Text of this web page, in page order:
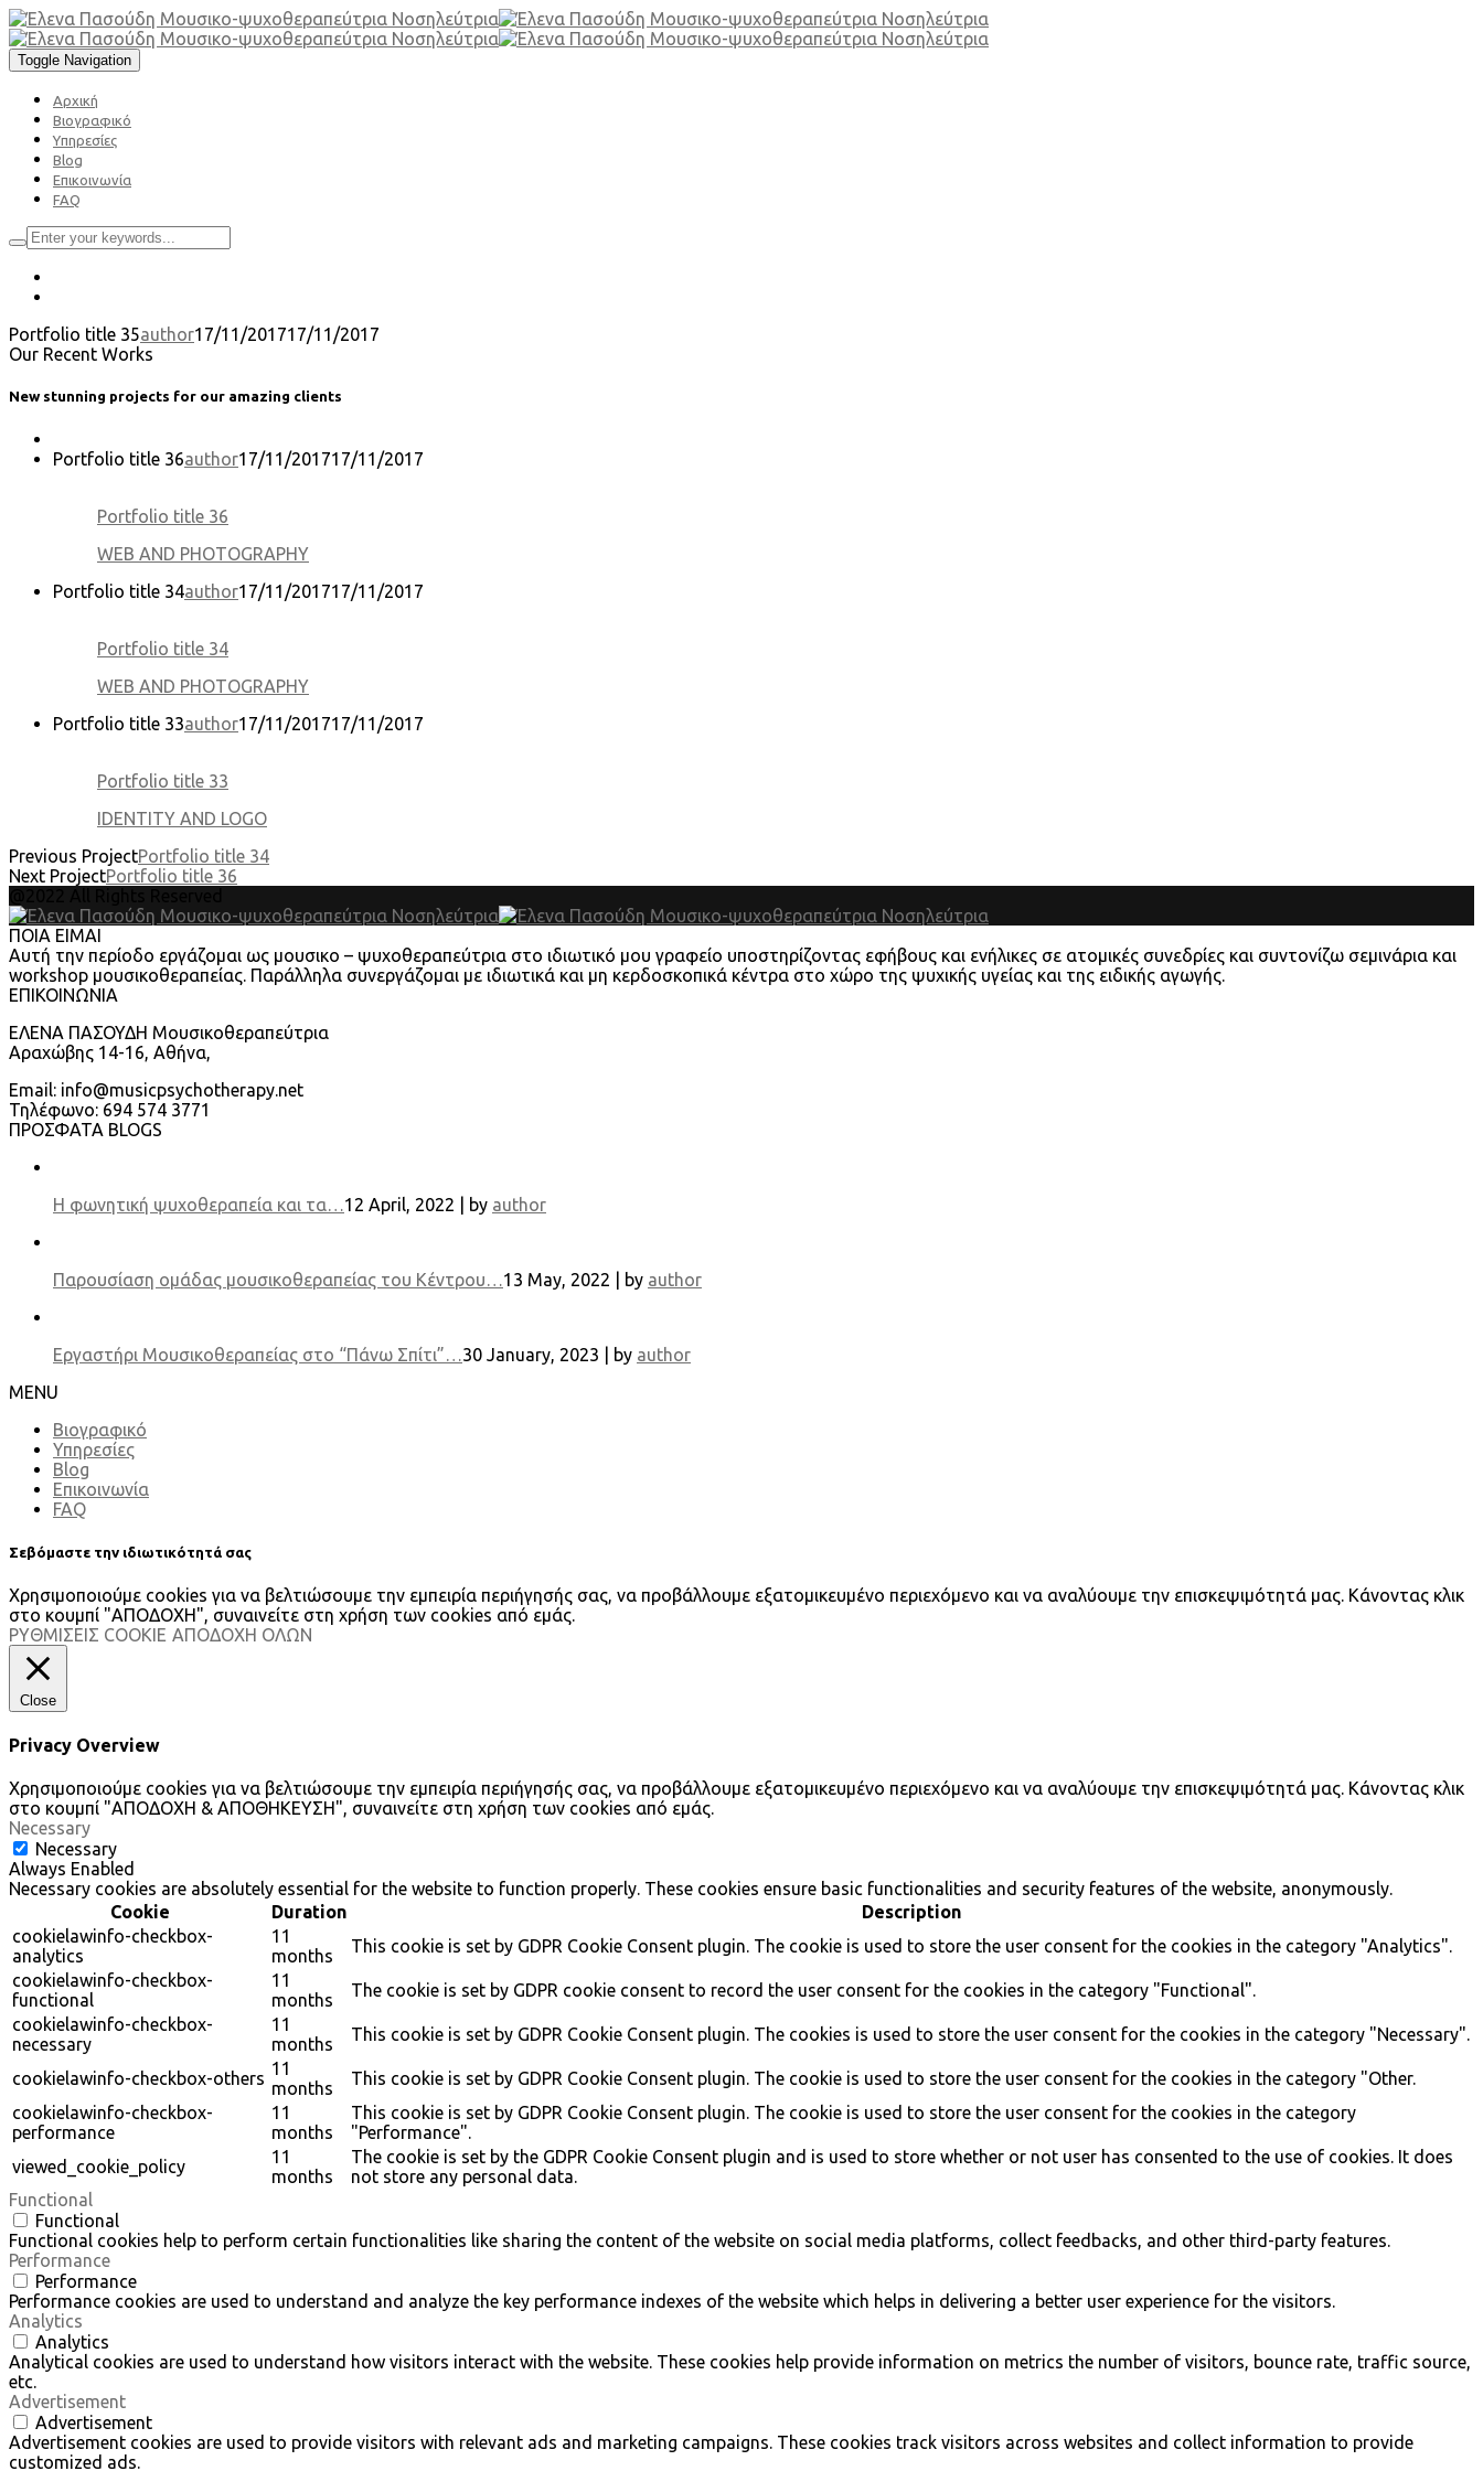
Toggle Navigation
Αρχική
Βιογραφικό
Υπηρεσίες
Blog
Επικοινωνία
FAQ
Portfolio title 35author17/11/201717/11/2017
Our Recent Works
New stunning projects for our amazing clients
Portfolio title 36author17/11/201717/11/2017
Portfolio title 36
WEB AND PHOTOGRAPHY
Portfolio title 34author17/11/201717/11/2017
Portfolio title 34
WEB AND PHOTOGRAPHY
Portfolio title 33author17/11/201717/11/2017
Portfolio title 33
IDENTITY AND LOGO
Previous ProjectPortfolio title 34
Next ProjectPortfolio title 36
ΠΟΙΑ ΕΙΜΑΙ
Αυτή την περίοδο εργάζομαι ως μουσικο – ψυχοθεραπεύτρια στο ιδιωτικό μου γραφείο υποστηρίζοντας εφήβους και ενήλικες σε ατομικές συνεδρίες και συντονίζω σεμινάρια και
workshop μουσικοθεραπείας. Παράλληλα συνεργάζομαι με ιδιωτικά και μη κερδοσκοπικά κέντρα στο χώρο της ψυχικής υγείας και της ειδικής αγωγής.
ΕΠΙΚΟΙΝΩΝΙΑ
ΕΛΕΝΑ ΠΑΣΟΥΔΗ Μουσικοθεραπεύτρια
Αραχώβης 14-16, Αθήνα,
Email: info@musicpsychotherapy.net
Τηλέφωνο: 694 574 3771
ΠΡΟΣΦΑΤΑ BLOGS
Η φωνητική ψυχοθεραπεία και τα…12 April, 2022 | by author
Παρουσίαση ομάδας μουσικοθεραπείας του Κέντρου…13 May, 2022 | by author
Εργαστήρι Μουσικοθεραπείας στο “Πάνω Σπίτι”…30 January, 2023 | by author
MENU
Βιογραφικό
Υπηρεσίες
Blog
Επικοινωνία
FAQ
Σεβόμαστε την ιδιωτικότητά σας
Χρησιμοποιούμε cookies για να βελτιώσουμε την εμπειρία περιήγησής σας, να προβάλλουμε εξατομικευμένο περιεχόμενο και να αναλύουμε την επισκεψιμότητά μας. Κάνοντας κλικ
στο κουμπί "ΑΠΟΔΟΧΗ", συναινείτε στη χρήση των cookies από εμάς.
ΡΥΘΜΙΣΕΙΣ COOKIE ΑΠΟΔΟΧΗ ΟΛΩΝ
Close
Privacy Overview
Χρησιμοποιούμε cookies για να βελτιώσουμε την εμπειρία περιήγησής σας, να προβάλλουμε εξατομικευμένο περιεχόμενο και να αναλύουμε την επισκεψιμότητά μας. Κάνοντας κλικ
στο κουμπί "ΑΠΟΔΟΧΗ & ΑΠΟΘΗΚΕΥΣΗ", συναινείτε στη χρήση των cookies από εμάς.
Necessary
Necessary
Always Enabled
Necessary cookies are absolutely essential for the website to function properly. These cookies ensure basic functionalities and security features of the website, anonymously.
Cookie
Duration
Description
cookielawinfo-checkbox-
analytics
11
months
This cookie is set by GDPR Cookie Consent plugin. The cookie is used to store the user consent for the cookies in the category "Analytics".
cookielawinfo-checkbox-
functional
11
months
The cookie is set by GDPR cookie consent to record the user consent for the cookies in the category "Functional".
cookielawinfo-checkbox-
necessary
11
months
This cookie is set by GDPR Cookie Consent plugin. The cookies is used to store the user consent for the cookies in the category "Necessary".
cookielawinfo-checkbox-others 11
months
This cookie is set by GDPR Cookie Consent plugin. The cookie is used to store the user consent for the cookies in the category "Other.
cookielawinfo-checkbox-
performance
11
months
This cookie is set by GDPR Cookie Consent plugin. The cookie is used to store the user consent for the cookies in the category
"Performance".
viewed_cookie_policy
11
months
The cookie is set by the GDPR Cookie Consent plugin and is used to store whether or not user has consented to the use of cookies. It does
not store any personal data.
Functional
Functional
Functional cookies help to perform certain functionalities like sharing the content of the website on social media platforms, collect feedbacks, and other third-party features.
Performance
Performance
Performance cookies are used to understand and analyze the key performance indexes of the website which helps in delivering a better user experience for the visitors.
Analytics
Analytics
Analytical cookies are used to understand how visitors interact with the website. These cookies help provide information on metrics the number of visitors, bounce rate, traffic source,
etc.
Advertisement
Advertisement
Advertisement cookies are used to provide visitors with relevant ads and marketing campaigns. These cookies track visitors across websites and collect information to provide
customized ads.